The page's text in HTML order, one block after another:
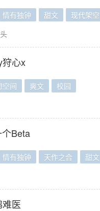
情有独钟 甜文 现代架空
狩心x
空间 爽文 校园
Beta
情有独钟 天作之合 甜文
医